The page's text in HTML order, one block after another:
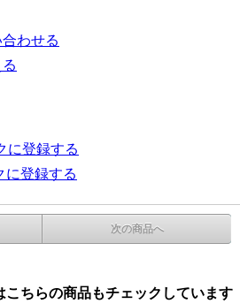
わせる
に登録する
に登録する
次の商品へ
こちらの商品もチェックしています